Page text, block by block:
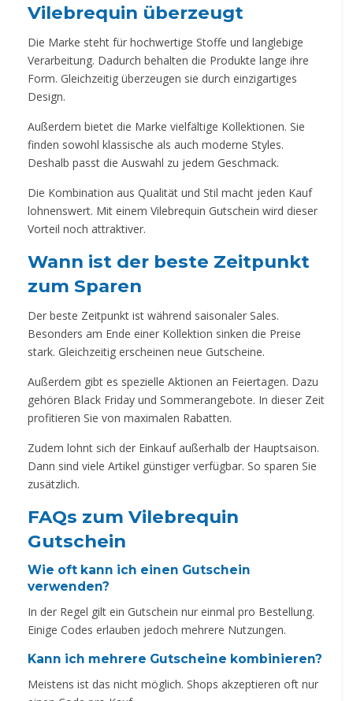
Vilebrequin überzeugt
Die Marke steht für hochwertige Stoffe und langlebige
Verarbeitung. Dadurch behalten die Produkte lange ihre
Form. Gleichzeitig überzeugen sie durch einzigartiges
Design.
Außerdem bietet die Marke vielfältige Kollektionen. Sie
finden sowohl klassische als auch moderne Styles.
Deshalb passt die Auswahl zu jedem Geschmack.
Die Kombination aus Qualität und Stil macht jeden Kauf
lohnenswert. Mit einem Vilebrequin Gutschein wird dieser
Vorteil noch attraktiver.
Wann ist der beste Zeitpunkt
zum Sparen
Der beste Zeitpunkt ist während saisonaler Sales.
Besonders am Ende einer Kollektion sinken die Preise
stark. Gleichzeitig erscheinen neue Gutscheine.
Außerdem gibt es spezielle Aktionen an Feiertagen. Dazu
gehören Black Friday und Sommerangebote. In dieser Zeit
profitieren Sie von maximalen Rabatten.
Zudem lohnt sich der Einkauf außerhalb der Hauptsaison.
Dann sind viele Artikel günstiger verfügbar. So sparen Sie
zusätzlich.
FAQs zum Vilebrequin
Gutschein
Wie oft kann ich einen Gutschein
verwenden?
In der Regel gilt ein Gutschein nur einmal pro Bestellung.
Einige Codes erlauben jedoch mehrere Nutzungen.
Kann ich mehrere Gutscheine kombinieren?
Meistens ist das nicht möglich. Shops akzeptieren oft nur